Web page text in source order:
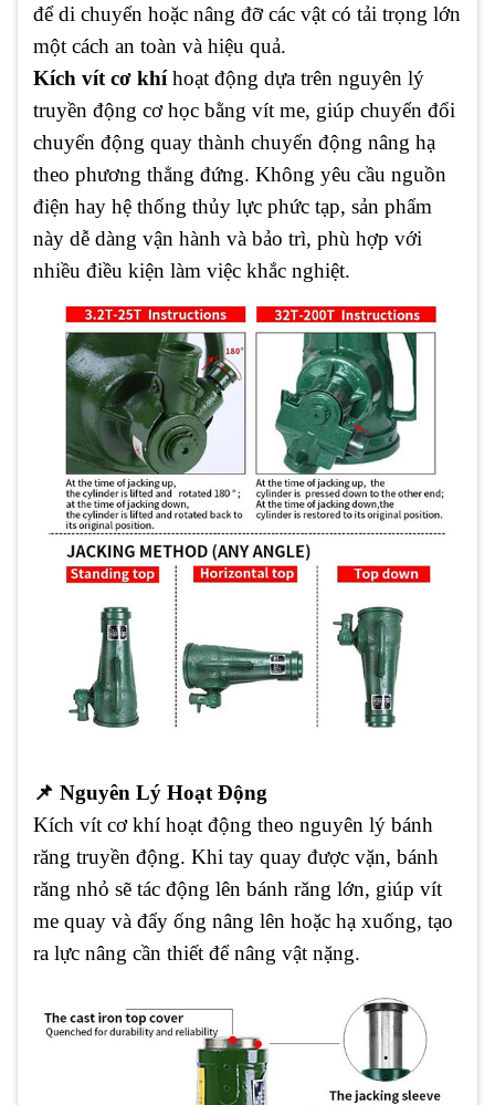
để di chuyển hoặc nâng đỡ các vật có tải trọng lớn
một cách an toàn và hiệu quả.
Kích vít cơ khíhoạt động dựa trên nguyên lý
truyền động cơ học bằng vít me, giúp chuyển đổi
chuyển động quay thành chuyển động nâng hạ
theo phương thẳng đứng. Không yêu cầu nguồn
điện hay hệ thống thủy lực phức tạp, sản phẩm
này dễ dàng vận hành và bảo trì, phù hợp với
nhiều điều kiện làm việc khắc nghiệt.
📌 Nguyên Lý Hoạt Động
Kích vít cơ khí hoạt động theo nguyên lý bánh
răng truyền động. Khi tay quay được vặn, bánh
răng nhỏ sẽ tác động lên bánh răng lớn, giúp vít
me quay và đẩy ống nâng lên hoặc hạ xuống, tạo
ra lực nâng cần thiết để nâng vật nặng.